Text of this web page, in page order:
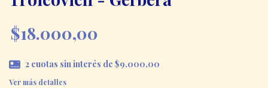
$18.000,00
2 cuotas sin interés de $9.000,00
Ver más detalles